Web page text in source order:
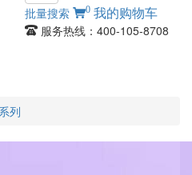
批量搜索 0 我的购物车
服务热线：400-105-8708
列